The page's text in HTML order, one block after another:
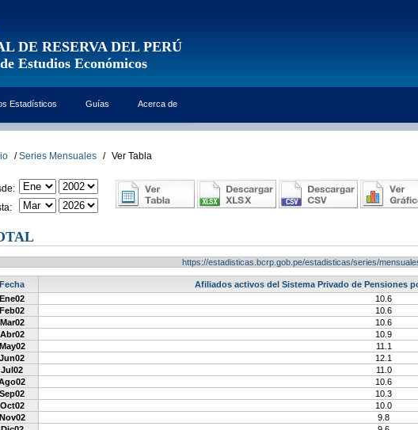
DE RESERVA DEL PERÚ
Estudios Económicos
Estadísticos Guías Acerca de
/ Series Mensuales / Ver Tabla
https://estadisticas.bcrp.gob.pe/estadisticas/series/
Fecha
Afiliados activos del Sistema Privado de Pensiones
Ene02
10.6
Feb02
10.6
Mar02
10.6
Abr02
10.9
May02
11.1
Jun02
12.1
Jul02
11.0
10.6
Sep02
10.3
Oct02
10.0
Nov02
9.8